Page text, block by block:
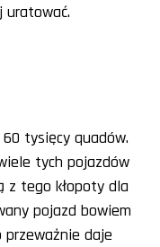
uratować.
tysięcy quadów.
tych pojazdów
z tego kłopoty dla
pojazd bowiem
daje